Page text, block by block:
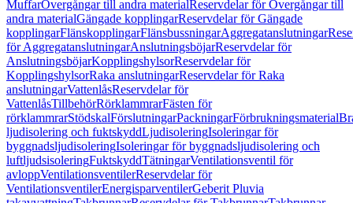
MuffarÖvergångar till andra materialReservdelar för Övergångar till
andra materialGängade kopplingarReservdelar för Gängade
kopplingarFlänskopplingarFlänsbussningarAggregatanslutningar
för AggregatanslutningarAnslutningsböjarReservdelar för
AnslutningsböjarKopplingshylsorReservdelar för
KopplingshylsorRaka anslutningarReservdelar för Raka
anslutningarVattenlåsReservdelar för
VattenlåsTillbehörRörklammrarFästen för
rörklammrarStödskalFörslutningarPackningarFörbrukningsmaterial
ljudisolering och fuktskyddLjudisoleringIsoleringar för
byggnadsljudisoleringIsoleringar för byggnadsljudisolering och
luftljudsisoleringFuktskyddTätningarVentilationsventil för
avloppVentilationsventilerReservdelar för
VentilationsventilerEnergisparventilerGeberit Pluvia